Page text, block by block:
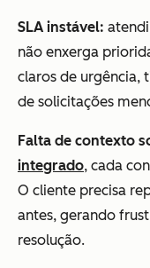
SLA instável:
não enxerga
claros de urgência,
de solicitações
Falta de contexto
integrado, cada
O cliente precisa
antes, gerando
resolução.